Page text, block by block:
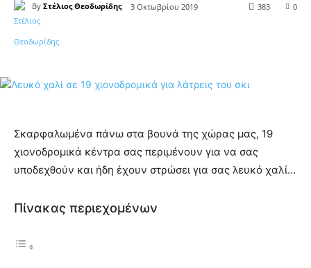
By Στέλιος Θεοδωρίδης 3 Οκτωβρίου 2019 0
383
Σκαρφαλωμένα πάνω στα βουνά της χώρας μας, 19
χιονοδρομικά κέντρα σας περιμένουν για να σας
υποδεχθούν και ήδη έχουν στρώσει για σας λευκό χαλί…
Πίνακας περιεχομένων